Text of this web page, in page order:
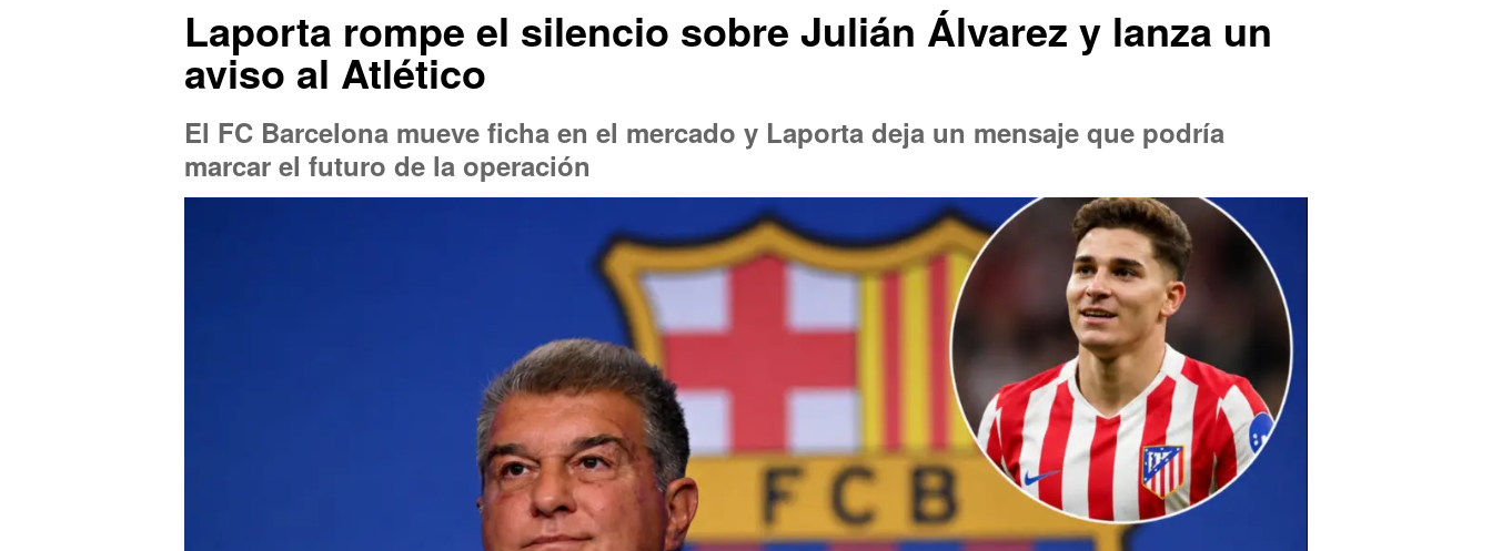
Laporta rompe el silencio sobre Julián Álvarez y lanza un
aviso al Atlético
El FC Barcelona mueve ficha en el mercado y Laporta deja un mensaje que podría
marcar el futuro de la operación